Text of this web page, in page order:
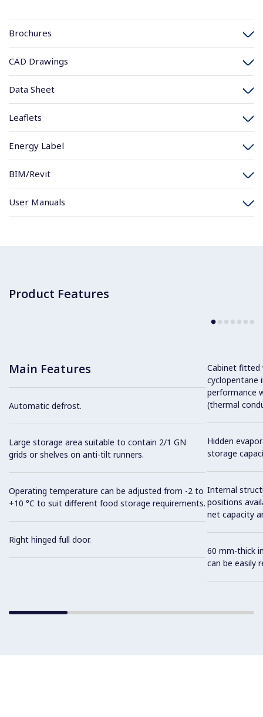
Brochures
CAD Drawings
Data Sheet
Leaflets
Energy Label
BIM/Revit
User Manuals
Product Features
Main Features
Automatic defrost.
Large storage area suitable to contain 2/1 GN
grids or shelves on anti-tilt runners.
Operating temperature can be adjusted from -2 to
+10 °C to suit different food storage requirements.
Right hinged full door.
Cabinet fitted
cyclopentane
performance
(thermal
Hidden
storage
Internal
positions
net capacity
60 mm-thick
can be easily